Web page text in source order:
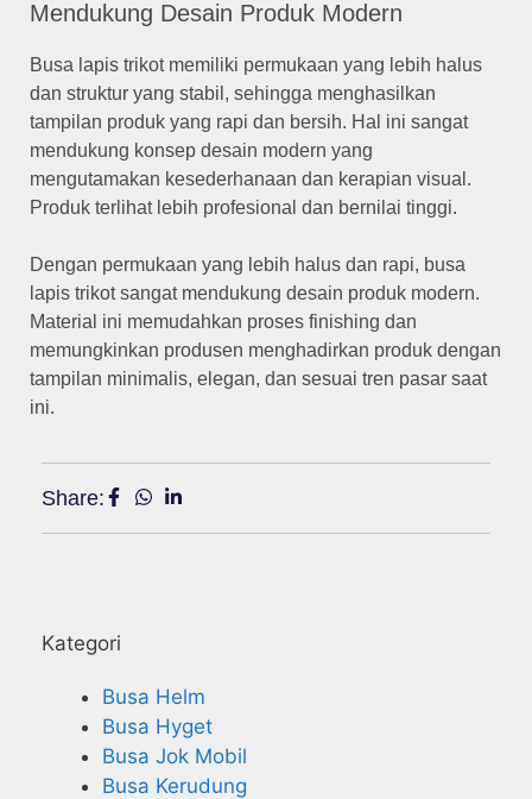
Mendukung Desain Produk Modern
Busa lapis trikot memiliki permukaan yang lebih halus
dan struktur yang stabil, sehingga menghasilkan
tampilan produk yang rapi dan bersih. Hal ini sangat
mendukung konsep desain modern yang
mengutamakan kesederhanaan dan kerapian visual.
Produk terlihat lebih profesional dan bernilai tinggi.
Dengan permukaan yang lebih halus dan rapi, busa
lapis trikot sangat mendukung desain produk modern.
Material ini memudahkan proses finishing dan
memungkinkan produsen menghadirkan produk dengan
tampilan minimalis, elegan, dan sesuai tren pasar saat
ini.
Share:
Kategori
Busa Helm
Busa Hyget
Busa Jok Mobil
Busa Kerudung